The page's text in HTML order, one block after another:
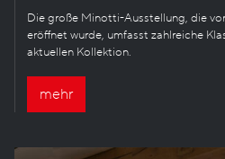
Die große Minotti-Ausstellung, die
eröffnet wurde, umfasst zahlreiche
aktuellen Kollektion.
mehr